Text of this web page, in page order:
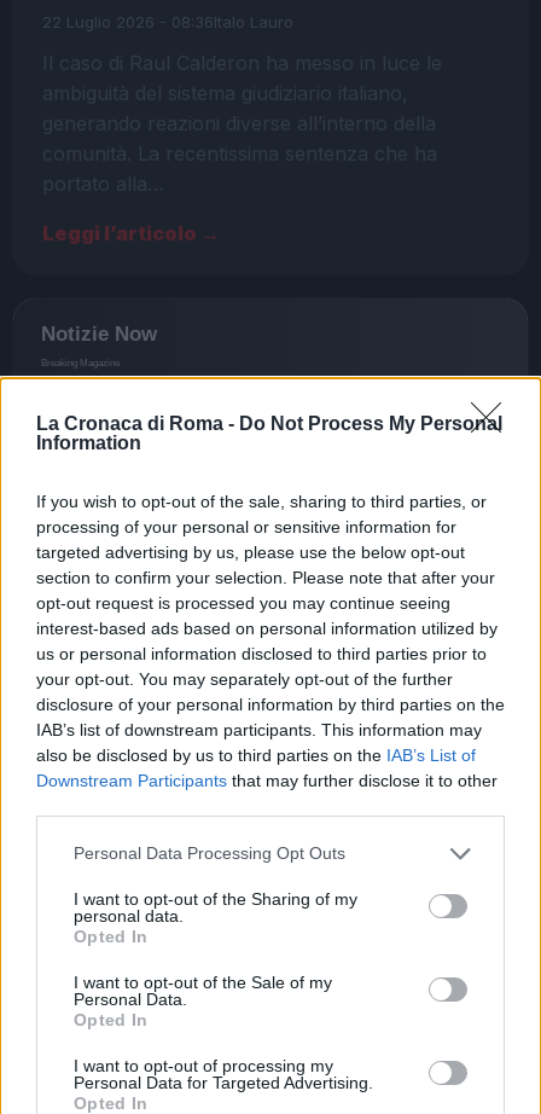
La Cronaca di Roma - Do Not Process My Personal
Information
If you wish to opt-out of the sale, sharing to third parties, or
processing of your personal or sensitive information for
targeted advertising by us, please use the below opt-out
section to confirm your selection. Please note that after your
opt-out request is processed you may continue seeing
interest-based ads based on personal information utilized by
us or personal information disclosed to third parties prior to
your opt-out. You may separately opt-out of the further
disclosure of your personal information by third parties on the
IAB’s list of downstream participants. This information may
also be disclosed by us to third parties on the IAB’s List of
Downstream Participants that may further disclose it to other
Please note that this website/app uses one or more Google
not limited to your visit or usage behaviour. You may click to
grant or deny consent to Google and its third-party tags to
use your data for below specified purposes in below Google
consent section.
Personal Data Processing Opt Outs
I want to opt-out of the Sharing of my
personal data.
Opted In
I want to opt-out of the Sale of my
Personal Data.
Opted In
I want to opt-out of processing my
Personal Data for Targeted Advertising.
Opted In
22 Luglio 2026 - 08:36Italo Lauro
Il caso di Raul Calderon ha messo in luce le
ambiguità del sistema giudiziario italiano,
generando reazioni diverse all’interno della
comunità. La recentissima sentenza che ha
portato alla…
Leggi l’articolo →
CRONACA
Calderon assolta: la giustizia
italiana è davvero imparziale?
Italo Lauro
La clamorosa assoluzione di Raul Calderon
nell’omicidio Diabolik ha aperto un vero e proprio
vaso di Pandora. “Non ha commesso il fatto”,
Leggi l’articolo →
ULTIME NOTIZIE
Sette anni fa l’omicidio Diabolik, il
presunto killer dall’ergastolo